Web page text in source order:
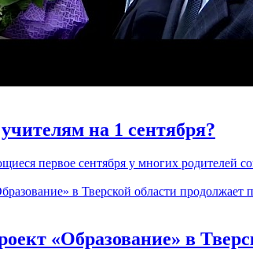
на 1 сентября?
первое сентября у многих родителей
«Образование» в